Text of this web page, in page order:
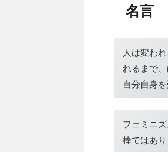
名言
人は変わ
れるまで
自分自身
フェミニ
棒ではあ